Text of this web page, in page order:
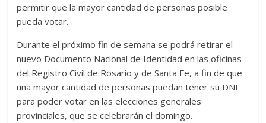
permitir que la mayor cantidad de personas posible
pueda votar.
Durante el próximo fin de semana se podrá retirar el
nuevo Documento Nacional de Identidad en las oficinas
del Registro Civil de Rosario y de Santa Fe, a fin de que
una mayor cantidad de personas puedan tener su DNI
para poder votar en las elecciones generales
provinciales, que se celebrarán el domingo.